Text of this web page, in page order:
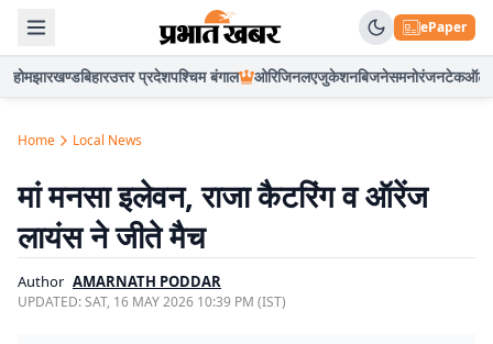
ePaper
होमझारखण्डबिहारउत्तर प्रदेशपश्चिम बंगाल ओरिजिनलएजुकेशनबिजनेसमनोरंजनटेकऑटो
Home Local News
मां मनसा इलेवन, राजा कैटरिंग व ऑरेंज
लायंस ने जीते मैच
Author AMARNATH PODDAR
UPDATED:SAT, 16 MAY 2026 10:39 PM (IST)